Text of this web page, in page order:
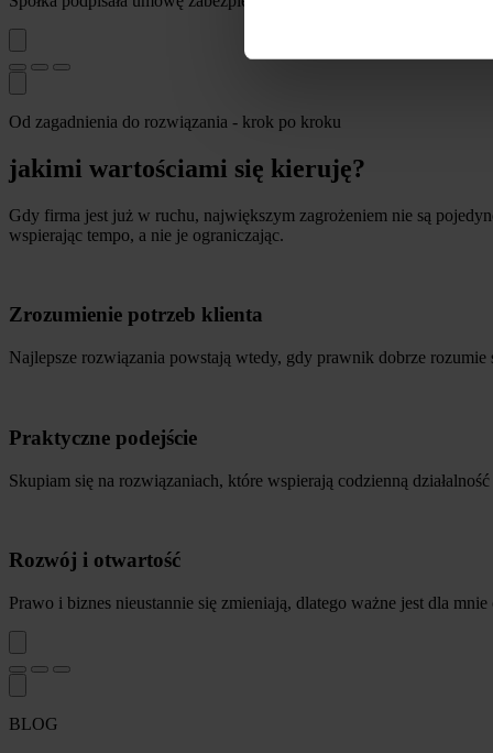
Od zagadnienia do rozwiązania - krok po kroku
jakimi wartościami się kieruję?
Gdy firma jest już w ruchu, największym zagrożeniem nie są
wspierając tempo, a nie je ograniczając.
Zrozumienie potrzeb klienta
Najlepsze rozwiązania powstają wtedy, gdy prawnik dobrze rozumie
Praktyczne podejście
Skupiam się na rozwiązaniach, które wspierają codzienną
Rozwój i otwartość
Prawo i biznes nieustannie się zmieniają, dlatego ważne jest dla
BLOG